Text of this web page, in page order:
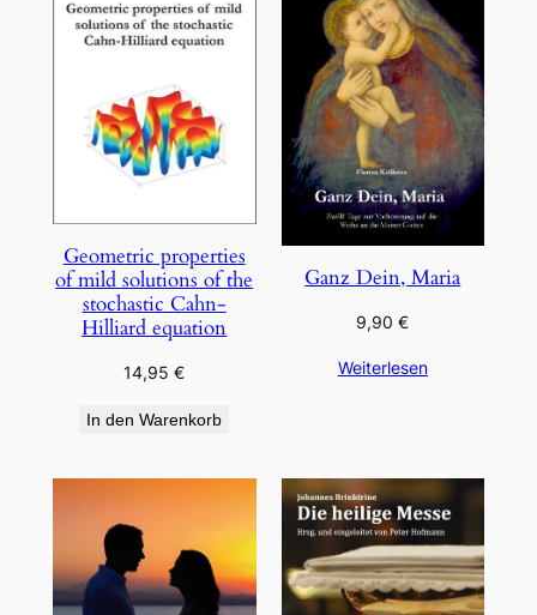
Geometric properties
of mild solutions of the
stochastic Cahn-
Hilliard equation
14,95€
In den Warenkorb
Ganz Dein, Maria
9,90€
Weiterlesen